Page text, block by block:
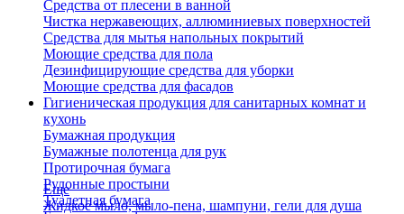
Средства от плесени в ванной
Чистка нержавеющих, аллюминиевых поверхностей
Средства для мытья напольных покрытий
Моющие средства для пола
Дезинфицирующие средства для уборки
Моющие средства для фасадов
Гигиеническая продукция для санитарных комнат и
кухонь
Бумажная продукция
Бумажные полотенца для рук
Протирочная бумага
Рулонные простыни
Туалетная бумага
Еще
Жидкое мыло, мыло-пена, шампуни, гели для душа